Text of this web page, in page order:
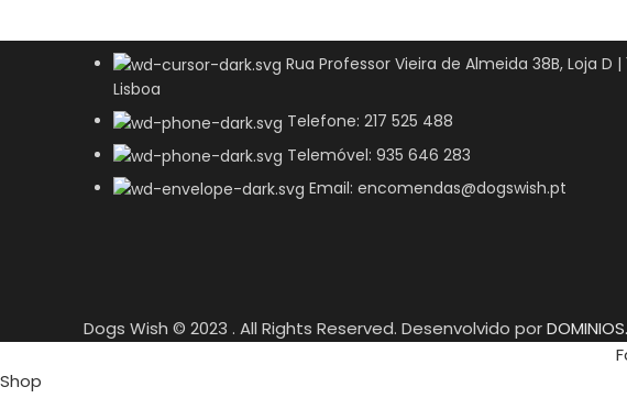
Rua Professor Vieira de Almeida 38B, Loja D
Lisboa
Telefone: 217 525 488
Telemóvel: 935 646 283
Email: encomendas@dogswish.pt
Dogs Wish © 2023 . All Rights Reserved. Desenvolvido por
Shop